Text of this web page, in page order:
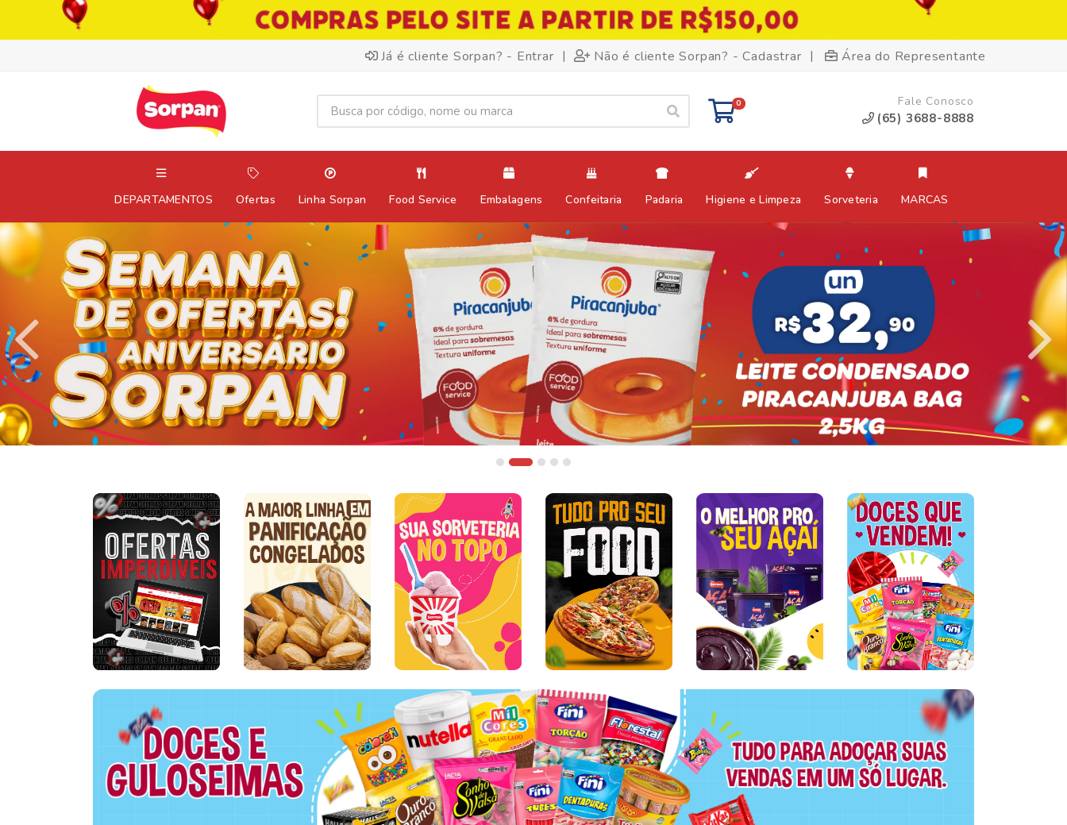
Já é cliente Sorpan? - Entrar | Não é cliente Sorpan? - Cadastrar | Área do Representante
0 Fale Conosco
(65) 3688-8888
DEPARTAMENTOS Ofertas Linha Sorpan Food Service Embalagens Confeitaria Padaria Higiene e Limpeza Sorveteria MARCAS